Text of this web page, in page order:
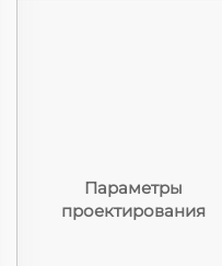
Параметры
проектирования